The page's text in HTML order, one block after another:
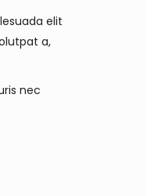
elit
a,
nec